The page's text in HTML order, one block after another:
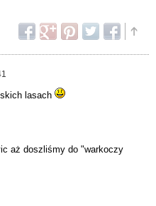
lasach
aż doszliśmy do "warkoczy